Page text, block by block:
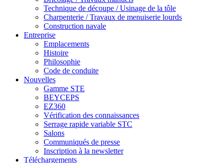
Technique de découpe / Usinage de la tôle
Charpenterie / Travaux de menuiserie lourds
Construction navale
Entreprise
Emplacements
Histoire
Philosophie
Code de conduite
Nouvelles
Gamme STE
BEYCEPS
EZ360
Vérification des connaissances
Serrage rapide variable STC
Salons
Communiqués de presse
Inscription à la newsletter
Téléchargements